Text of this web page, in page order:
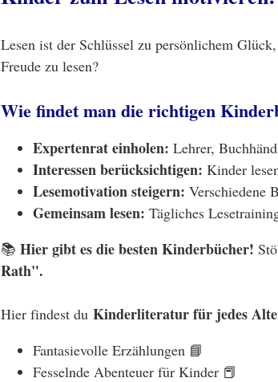
Lesen ist der Schlüssel zu persönlichem
Freude zu lesen?
Wie findet man die richtigen
Expertenrat einholen: Lehrer,
Interessen berücksichtigen: Kinder
Lesemotivation steigern: Verschiedene
Gemeinsam lesen: Tägliches
📚 Hier gibt es die besten Kinderbücher!
Rath".
Hier findest du Kinderliteratur für jedes
Fantasievolle Erzählungen 📘
Fesselnde Abenteuer für Kinder 📕